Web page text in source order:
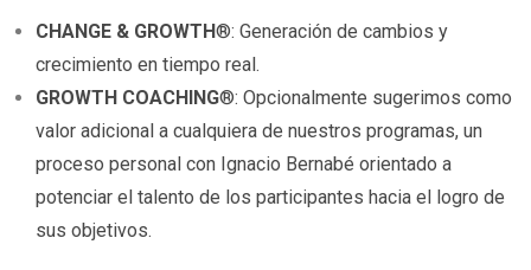
­CHANGE & GROWTH®: Generación de cambios y
crecimiento en tiempo real.
GROWTH COACHING®: Opcionalmente sugerimos como
valor adicional a cualquiera de nuestros programas, un
proceso personal con Ignacio Bernabé orientado a
potenciar el talento de los participantes hacia el logro de
sus objetivos.